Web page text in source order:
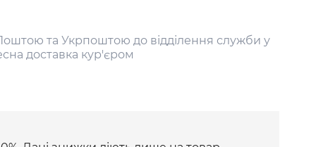
та Укрпоштою до відділення служби у
доставка кур'єром